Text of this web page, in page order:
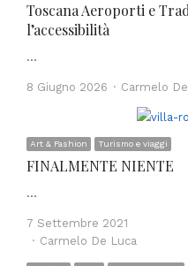
Toscana Aeroporti e
l’accessibilità
…
8 Giugno 2026 Author
Carmelo
Art & Fashion Turismo e viaggi
FINALMENTE NIENTE
…
7 Settembre 2021
Author
Carmelo De Luca